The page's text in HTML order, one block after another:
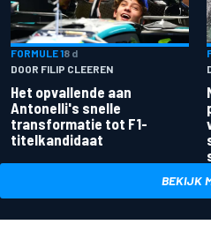
FORMULE 18 d
DOOR FILIP CLEEREN
Het opvallende aan
Antonelli's snelle
transformatie tot F1-
titelkandidaat
BEKIJK